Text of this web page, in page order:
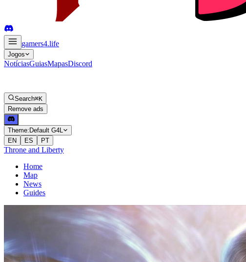
gamers4.life
Jogos
NotíciasGuiasMapasDiscord
Search⌘K
Remove ads
Theme: Default G4L
EN
ES PT
Throne and Liberty
Home
Map
News
Guides